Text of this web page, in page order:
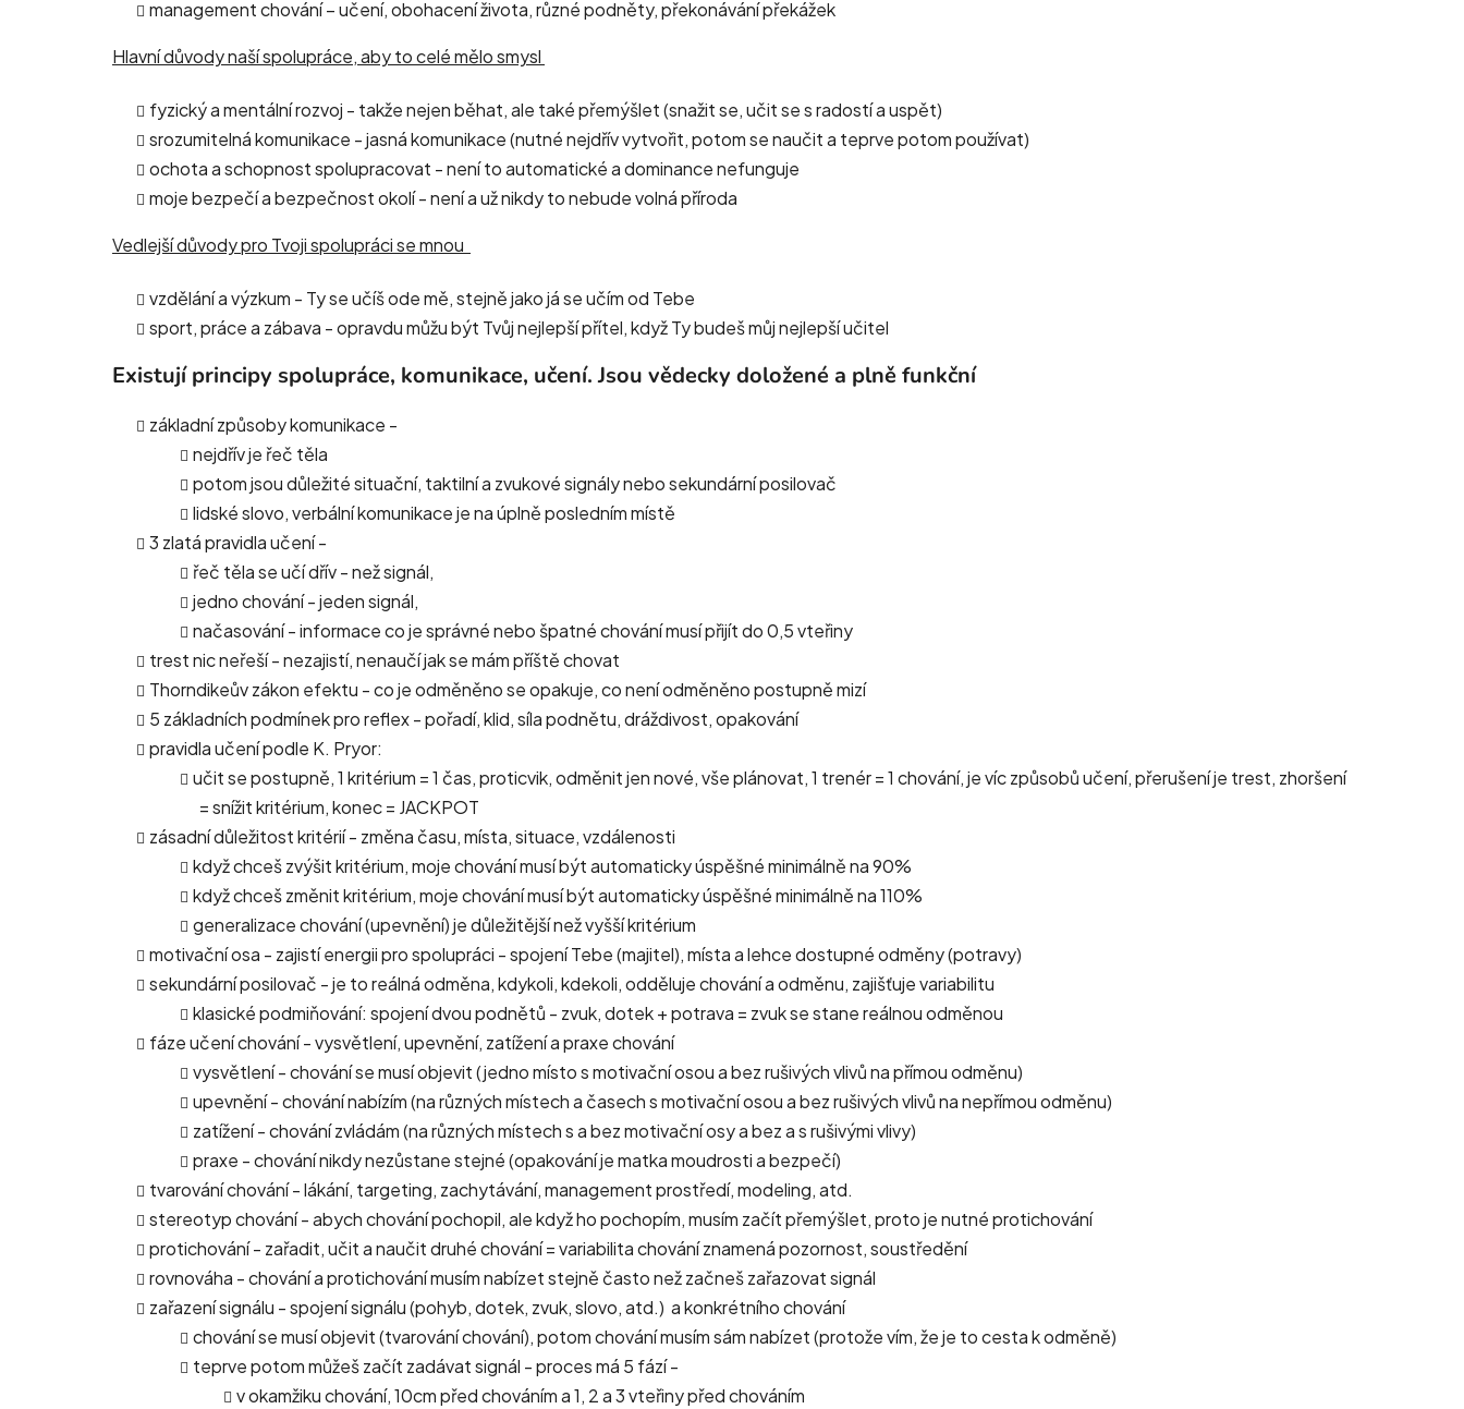
management chování – učení, obohacení života, různé podněty, překonávání překážek
Hlavní důvody naší spolupráce, aby to celé mělo smysl
fyzický a mentální rozvoj - takže nejen běhat, ale také přemýšlet (snažit se, učit se s radostí a uspět)
srozumitelná komunikace - jasná komunikace (nutné nejdřív vytvořit, potom se naučit a teprve potom používat)
ochota a schopnost spolupracovat - není to automatické a dominance nefunguje
moje bezpečí a bezpečnost okolí - není a už nikdy to nebude volná příroda
Vedlejší důvody pro Tvoji spolupráci se mnou
vzdělání a výzkum - Ty se učíš ode mě, stejně jako já se učím od Tebe
sport, práce a zábava - opravdu můžu být Tvůj nejlepší přítel, když Ty budeš můj nejlepší učitel
Existují principy spolupráce, komunikace, učení. Jsou vědecky doložené a plně funkční
základní způsoby komunikace -
nejdřív je řeč těla
potom jsou důležité situační, taktilní a zvukové signály nebo sekundární posilovač
lidské slovo, verbální komunikace je na úplně posledním místě
3 zlatá pravidla učení -
řeč těla se učí dřív - než signál,
jedno chování - jeden signál,
načasování - informace co je správné nebo špatné chování musí přijít do 0,5 vteřiny
trest nic neřeší - nezajistí, nenaučí jak se mám příště chovat
Thorndikeův zákon efektu - co je odměněno se opakuje, co není odměněno postupně mizí
5 základních podmínek pro reflex - pořadí, klid, síla podnětu, dráždivost, opakování
pravidla učení podle K. Pryor:
učit se postupně, 1 kritérium = 1 čas, proticvik, odměnit jen nové, vše plánovat, 1 trenér = 1 chování, je víc způsobů učení, přerušení je trest, zhoršení
= snížit kritérium, konec = JACKPOT
zásadní důležitost kritérií - změna času, místa, situace, vzdálenosti
když chceš zvýšit kritérium, moje chování musí být automaticky úspěšné minimálně na 90%
když chceš změnit kritérium, moje chování musí být automaticky úspěšné minimálně na 110%
generalizace chování (upevnění) je důležitější než vyšší kritérium
motivační osa - zajistí energii pro spolupráci - spojení Tebe (majitel), místa a lehce dostupné odměny (potravy)
sekundární posilovač - je to reálná odměna, kdykoli, kdekoli, odděluje chování a odměnu, zajišťuje variabilitu
klasické podmiňování: spojení dvou podnětů - zvuk, dotek + potrava = zvuk se stane reálnou odměnou
fáze učení chování - vysvětlení, upevnění, zatížení a praxe chování
vysvětlení - chování se musí objevit (jedno místo s motivační osou a bez rušivých vlivů na přímou odměnu)
upevnění - chování nabízím (na různých místech a časech s motivační osou a bez rušivých vlivů na nepřímou odměnu)
zatížení - chování zvládám (na různých místech s a bez motivační osy a bez a s rušivými vlivy)
praxe - chování nikdy nezůstane stejné (opakování je matka moudrosti a bezpečí)
tvarování chování - lákání, targeting, zachytávání, management prostředí, modeling, atd.
stereotyp chování - abych chování pochopil, ale když ho pochopím, musím začít přemýšlet, proto je nutné protichování
protichování - zařadit, učit a naučit druhé chování = variabilita chování znamená pozornost, soustředění
rovnováha - chování a protichování musím nabízet stejně často než začneš zařazovat signál
zařazení signálu - spojení signálu (pohyb, dotek, zvuk, slovo, atd.) a konkrétního chování
chování se musí objevit (tvarování chování), potom chování musím sám nabízet (protože vím, že je to cesta k odměně)
teprve potom můžeš začít zadávat signál - proces má 5 fází -
v okamžiku chování, 10cm před chováním a 1, 2 a 3 vteřiny před chováním